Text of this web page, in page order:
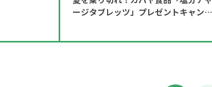
ージタブレッツ」プレゼントキャンペ